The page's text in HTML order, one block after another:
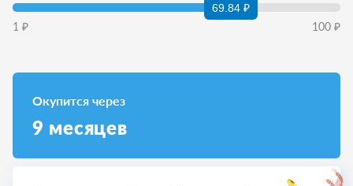
69.84 ₽
1 ₽ 100 ₽
Окупится через
9 месяцев